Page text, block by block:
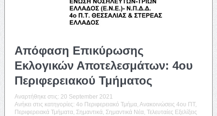
Απόφαση Επικύρωσης
Εκλογικών Αποτελεσμάτων: 4ου
Περιφερειακού Τμήματος
Αναρτήθηκε στις: 20 September 2021
Ανήκει στις κατηγορίες: 4o Περιφερειακό Τμήμα Ανακοινώσεις 4ου ΠΤ,
Περιφερειακά Τμήματα Σημαντικά Σημαντικά Νέα Τελευταίες Εξελίξεις